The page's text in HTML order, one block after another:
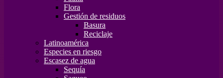
Flora
Gestión de residuos
Basura
Reciclaje
Latinoamérica
Especies en riesgo
Escasez de agua
Sequía